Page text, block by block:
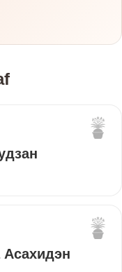
Асахидэн